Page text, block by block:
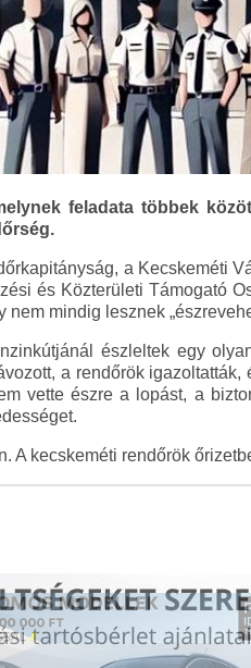
feladata többek
a Kecskeméti
és Közterületi Támogató
mindig lesznek
észleltek egy
a rendőrök
vette észre a lopást, a
A kecskeméti rendőrök